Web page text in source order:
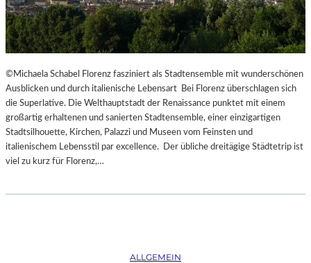
©Michaela Schabel Florenz fasziniert als Stadtensemble mit wunderschönen
Ausblicken und durch italienische Lebensart Bei Florenz überschlagen sich
die Superlative. Die Welthauptstadt der Renaissance punktet mit einem
großartig erhaltenen und sanierten Stadtensemble, einer einzigartigen
Stadtsilhouette, Kirchen, Palazzi und Museen vom Feinsten und
italienischem Lebensstil par excellence. Der übliche dreitägige Städtetrip ist
viel zu kurz für Florenz,…
ALLGEMEIN